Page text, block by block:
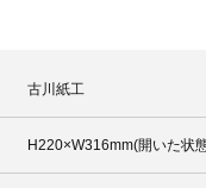
古川紙工
H220×W316mm(開いた状